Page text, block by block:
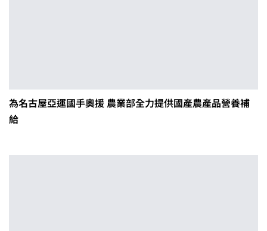
為名古屋亞運國手奧援 農業部全力提供國產農產品營養補
給